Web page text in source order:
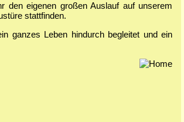
den eigenen großen Auslauf auf unserem
stattfinden.
ganzes Leben hindurch begleitet und ein